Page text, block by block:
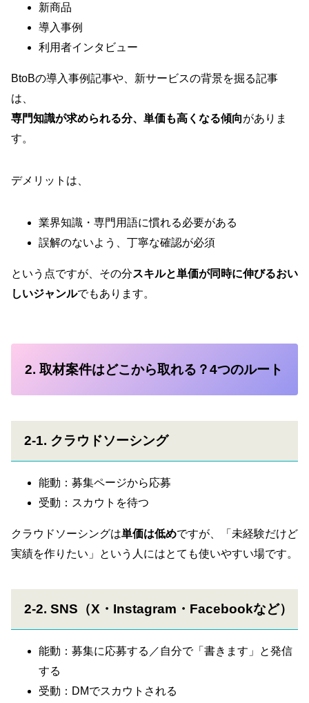
新商品
導入事例
利用者インタビュー
BtoBの導入事例記事や、新サービスの背景を掘る記事
は、
専門知識が求められる分、単価も高くなる傾向がありま
す。
デメリットは、
業界知識・専門用語に慣れる必要がある
誤解のないよう、丁寧な確認が必須
という点ですが、その分スキルと単価が同時に伸びるおい
しいジャンルでもあります。
2. 取材案件はどこから取れる？4つのルート
2-1. クラウドソーシング
能動：募集ページから応募
受動：スカウトを待つ
クラウドソーシングは単価は低めですが、「未経験だけど
実績を作りたい」という人にはとても使いやすい場です。
2-2. SNS（X・Instagram・Facebookなど）
能動：募集に応募する／自分で「書きます」と発信
する
受動：DMでスカウトされる